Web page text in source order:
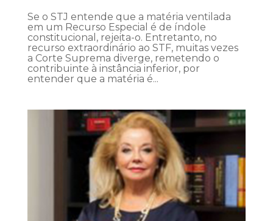
Se o STJ entende que a matéria ventilada
em um Recurso Especial é de índole
constitucional, rejeita-o. Entretanto, no
recurso extraordinário ao STF, muitas vezes
a Corte Suprema diverge, remetendo o
contribuinte à instância inferior, por
entender que a matéria é...